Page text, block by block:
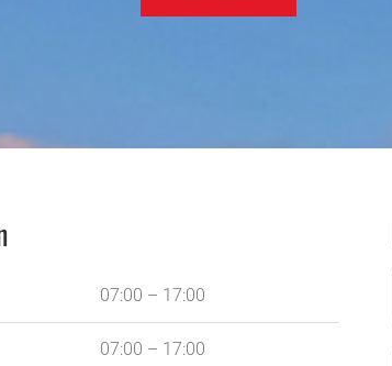
07:00 – 17:00
07:00 – 17:00